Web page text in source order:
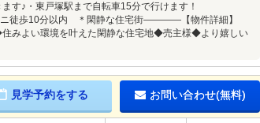
す♪・東戸塚駅まで自転車15分で行けます！
徒歩10分以内 ＊閑静な住宅街――――【物件詳細】
みよい環境を叶えた閑静な住宅地◆売主様◆より嬉しい
見学予約をする お問い合わせ(無料)